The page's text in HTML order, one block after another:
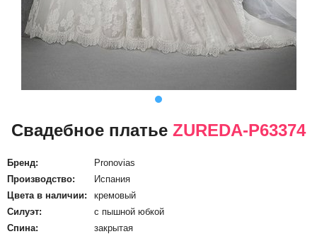
Свадебное платье ZUREDA-P63374
Бренд:
Pronovias
Производство:
Испания
Цвета в наличии:
кремовый
Силуэт:
с пышной юбкой
Спина:
закрытая